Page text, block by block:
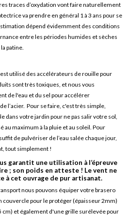
traces d’oxydation vont faire naturellement
va prendre en général 1 à 3 ans pour se
dépend évidemment des conditions
entre les périodes humides et sèches
patine.
utilisé des accélérateurs de rouille pour
sont très toxiques, et nous vous
de l'eau et du sel pour accélérer
l’acier. Pour se faire, c'est très simple,
dans votre jardin pour ne pas salir votre sol,
au maximum à la pluie et au soleil. Pour
de pulvériser de l’eau salée chaque jour,
tout simplement !
garantit une utilisation à l’épreuve
; son poids en atteste ! Le vent ne
à cet ouvrage de pur artisanat.
nous pouvons équiper votre brasero
pour le protéger (épaisseur 2mm)
cm) et également d'une grille surélevée pour